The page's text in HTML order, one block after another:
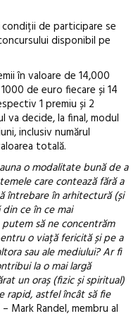
de participare se
disponibil pe
în valoare de 14,000
de euro fiecare și 14
1 premiu și 2
va decide, la final, modul
inclusiv numărul
totală.
o modalitate bună de a
care contează fără a
întrebare în arhitectură (și
ce în ce mai
să ne concentrăm
o viață fericită și pe a
sau ale mediului? Ar fi
la o mai largă
un oraș (fizic și spiritual)
rapid, astfel încât să fie
– Mark Randel, membru al